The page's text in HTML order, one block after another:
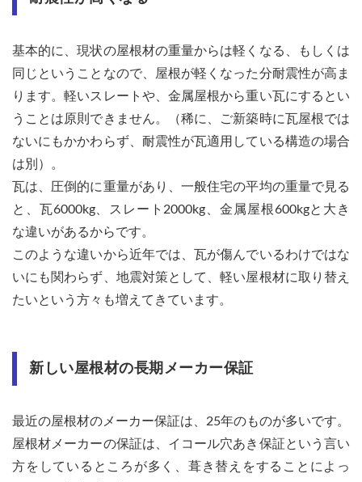
基本的に、現状の屋根材の重量からは軽くなる、もしくは
同じということなので、屋根が軽くなった分耐震性が高ま
ります。軽いスレートや、金属屋根から重い瓦にするとい
うことは原則できません。（稀に、ご新築時に瓦屋根では
ないにもかかわらず、耐震性が瓦適用している構造の場合
は別）。
瓦は、圧倒的に重量があり、一般住宅の平均の重量で見る
と、瓦6000kg、スレート2000kg、金属屋根600kgと大き
な違いがあるからです。
このような違いから近年では、瓦が傷んでいるわけではな
いにも関わらず、地震対策として、軽い屋根材に取り替え
たいという方々も増えてきています。
新しい屋根材の長期メーカー保証
最近の屋根材のメーカー保証は、25年のものが多いです。
屋根材メーカーの保証は、イコール穴あき保証という言い
方をしているところが多く、葺き替えをすることによっ